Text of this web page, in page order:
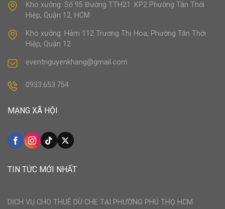
Kho xưởng: Số 95 Đường TTH21 .KP2 Phường Tân Thới
Hiệp, Quận 12, HCM
Kho xưởng: Hẻm 112 Trương Thị Hoa, Phường Tân Thới
Hiệp, Quận 12
eventnguyenkhang@gmail.com
0933.653.754
MẠNG XÃ HỘI
TIN TỨC MỚI NHẤT
DỊCH VỤ CHO THUÊ DÙ CHE TẠI PHƯỜNG PHÚ THỌ HCM